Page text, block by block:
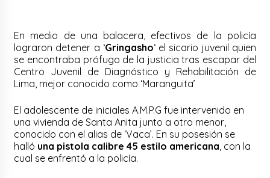
En medio de una balacera, efectivos de la policía
lograron detener a ‘Gringasho‘ el sicario juvenil quien
se encontraba prófugo de la justicia tras escapar del
Centro Juvenil de Diagnóstico y Rehabilitación de
Lima, mejor conocido como ‘Maranguita’
El adolescente de iniciales A.M.P.G fue intervenido en
una vivienda de Santa Anita junto a otro menor,
conocido con el alias de ‘Vaca’. En su posesión se
halló una pistola calibre 45 estilo americana, con la
cual se enfrentó a la policía.